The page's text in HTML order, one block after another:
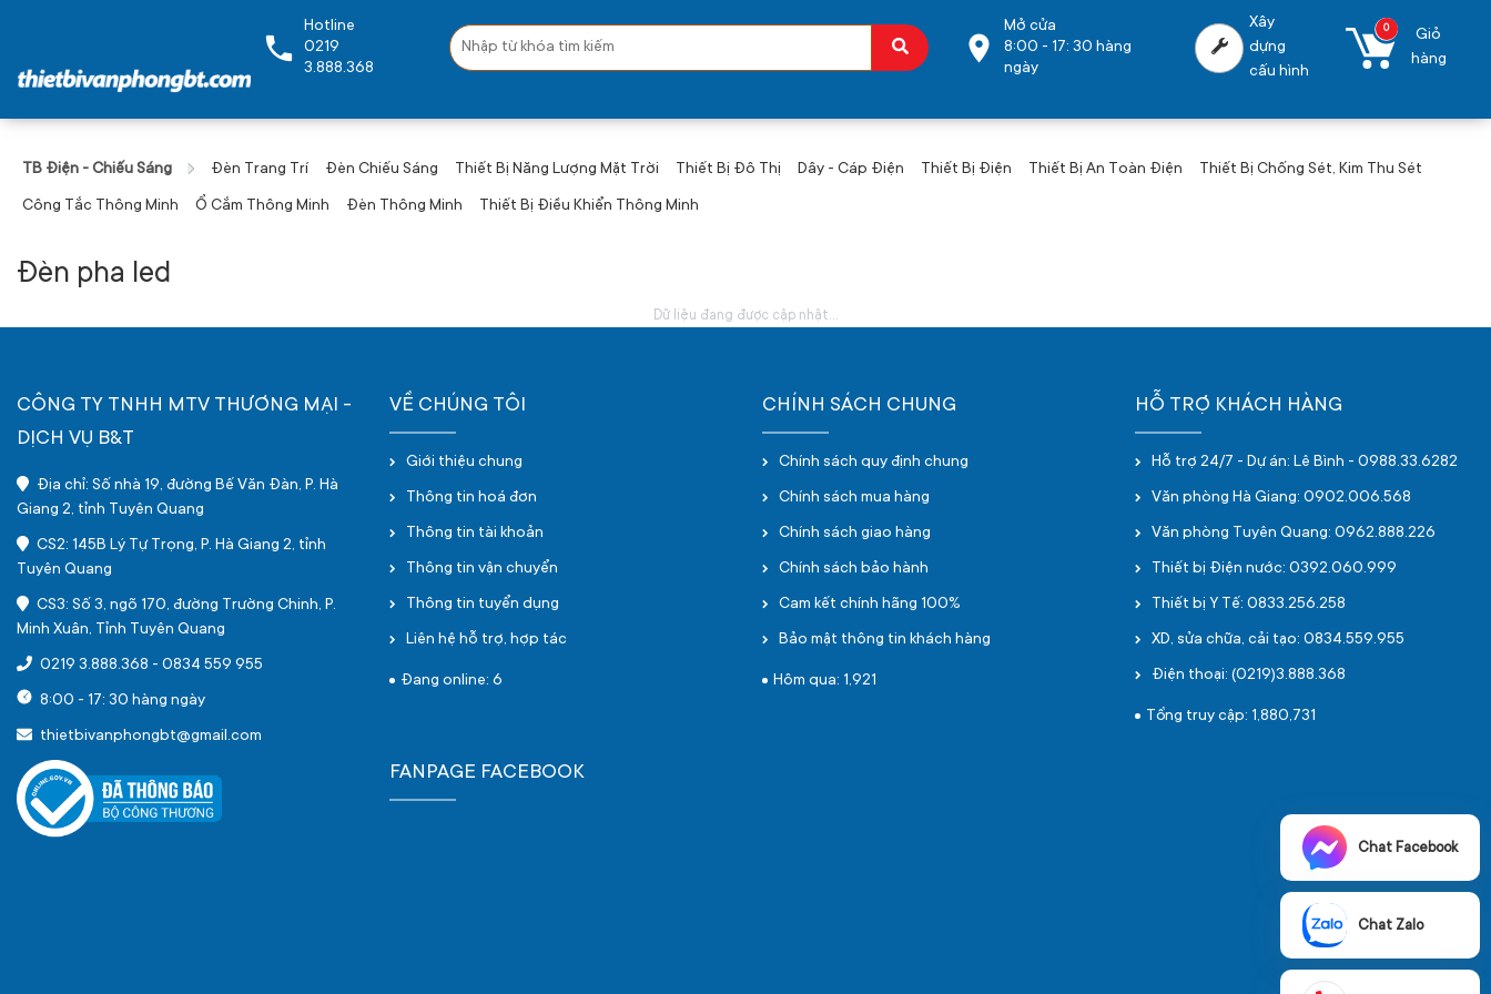
Hotline
0219
3.888.368
Mở cửa
8:00 - 17: 30 hàng
ngày
Xây
dựng
cấu hình
0
Giỏ
hàng
TB Điện - Chiếu Sáng Đèn Trang Trí Đèn Chiếu Sáng Thiết Bị Năng Lượng Mặt Trời Thiết Bị Đô Thị Dây - Cáp Điện Thiết Bị Điện Thiết Bị An Toàn Điện Thiết Bị Chống Sét, Kim Thu Sét
Công Tắc Thông Minh Ổ Cắm Thông Minh Đèn Thông Minh Thiết Bị Điều Khiển Thông Minh
Đèn pha led
Dữ liệu đang được cập nhật...
CÔNG TY TNHH MTV THƯƠNG MẠI -
DỊCH VỤ B&T
Địa chỉ: Số nhà 19, đường Bế Văn Đàn, P. Hà
Giang 2, tỉnh Tuyên Quang
CS2: 145B Lý Tự Trọng, P. Hà Giang 2, tỉnh
Tuyên Quang
CS3: Số 3, ngõ 170, đường Trường Chinh, P.
Minh Xuân, Tỉnh Tuyên Quang
0219 3.888.368 - 0834 559 955
8:00 - 17: 30 hàng ngày
thietbivanphongbt@gmail.com
VỀ CHÚNG TÔI
Giới thiệu chung
Thông tin hoá đơn
Thông tin tài khoản
Thông tin vận chuyển
Thông tin tuyển dụng
Liên hệ hỗ trợ, hợp tác
Đang online: 6
CHÍNH SÁCH CHUNG
Chính sách quy định chung
Chính sách mua hàng
Chính sách giao hàng
Chính sách bảo hành
Cam kết chính hãng 100%
Bảo mật thông tin khách hàng
Hôm qua: 1,921
HỖ TRỢ KHÁCH HÀNG
Hỗ trợ 24/7 - Dự án: Lê Bình - 0988.33.6282
Văn phòng Hà Giang: 0902.006.568
Văn phòng Tuyên Quang: 0962.888.226
Thiết bị Điện nước: 0392.060.999
Thiết bị Y Tế: 0833.256.258
XD, sửa chữa, cải tạo: 0834.559.955
Điện thoại: (0219)3.888.368
Tổng truy cập: 1,880,731
FANPAGE FACEBOOK
Chat Facebook
Chat Zalo